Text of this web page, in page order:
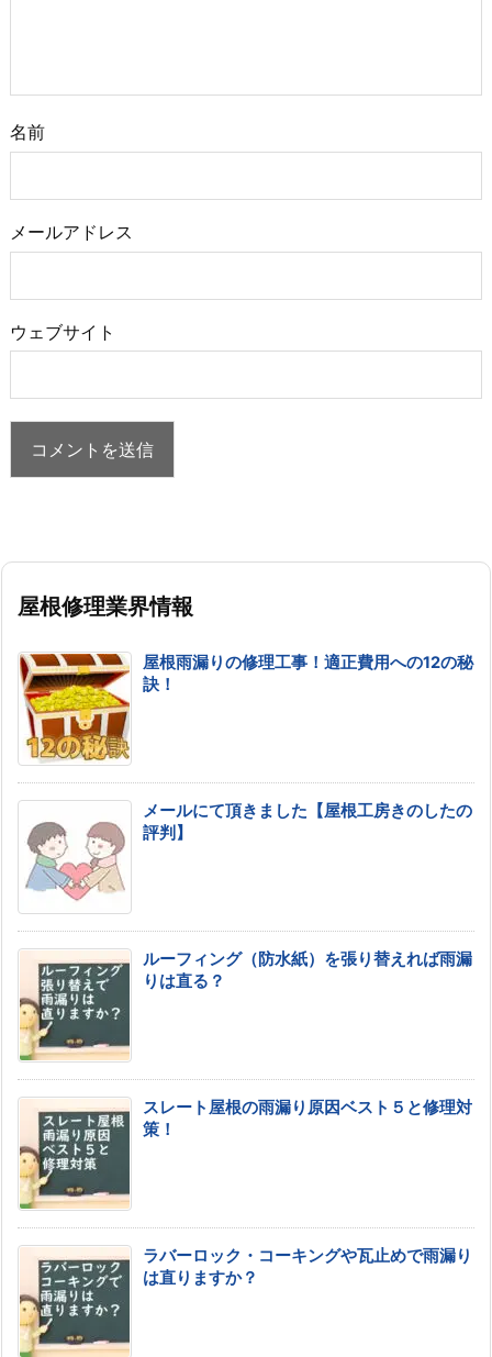
名前
メールアドレス
ウェブサイト
屋根修理業界情報
屋根雨漏りの修理工事！適正費用への12の秘
訣！
メールにて頂きました【屋根工房きのしたの
評判】
ルーフィング（防水紙）を張り替えれば雨漏
りは直る？
スレート屋根の雨漏り原因ベスト５と修理対
策！
ラバーロック・コーキングや瓦止めで雨漏り
は直りますか？